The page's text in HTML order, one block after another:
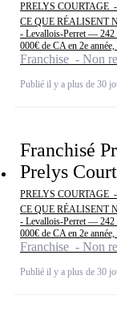
PRELYS COURTAGE -
CE QUE RÉALISENT
- Levallois-Perret — 242
000€ de CA en 2e
Franchise - Non
Publié il y a plus de 30
Franchisé
Prelys
PRELYS COURTAGE -
CE QUE RÉALISENT
- Levallois-Perret — 242
000€ de CA en 2e
Franchise - Non
Publié il y a plus de 30